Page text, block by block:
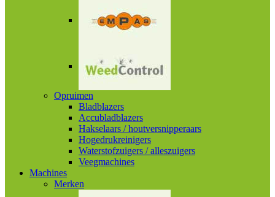
Opruimen
Bladblazers
Accubladblazers
Hakselaars / houtversnipperaars
Hogedrukreinigers
Waterstofzuigers / alleszuigers
Veegmachines
Machines
Merken